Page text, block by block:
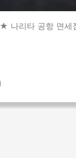
나리타 공항 면